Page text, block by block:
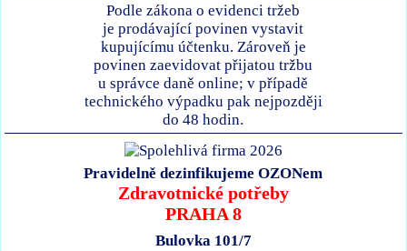
Podle zákona o evidenci tržeb
je prodávající povinen vystavit
kupujícímu účtenku. Zároveň je
povinen zaevidovat přijatou tržbu
u správce daně online; v případě
technického výpadku pak nejpozději
do 48 hodin.
Pravidelně dezinfikujeme OZONem
Zdravotnické potřeby
PRAHA 8
Bulovka 101/7